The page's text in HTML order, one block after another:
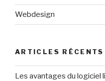
Webdesign
ARTICLES RÉCENTS
Les avantages du logiciel